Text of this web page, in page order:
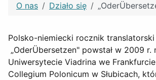
O nas Działo się
Polsko-niemiecki rocznik translatorski
„OderÜbersetzen" powstał w 2009 r.
Uniwersytecie Viadrina we
Collegium Polonicum w Słubicach,